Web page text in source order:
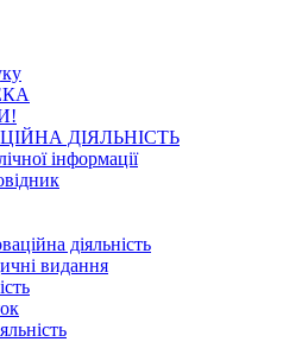
ДІЯЛЬНІСТЬ
інформації
діяльність
видання